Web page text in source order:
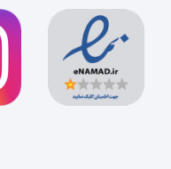
تثبیت نمایید.
جمع‌بندی
سشوارشیائومیXiaomi Ionic Hair Dryer H300